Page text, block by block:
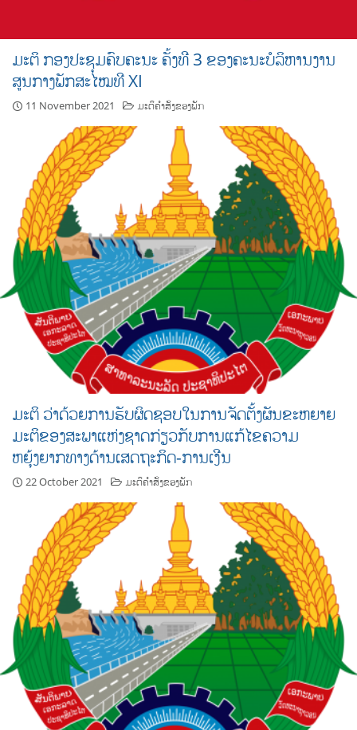
ມະຕິ ກອງປະຊຸມຄົບຄະນະ ຄັ້ງທີ 3 ຂອງຄະນະບໍລິຫານງານ
ສູນກາງພັກສະໄໝທີ XI
11 November 2021 ມະຕິຄຳສັ່ງຂອງພັກ
ມະຕິ ວ່າດ້ວຍການຮັບຜິດຊອບໃນການຈັດຕັ້ງຜັນຂະຫຍາຍ
ມະຕິຂອງສະພາແຫ່ງຊາດກ່ຽວກັບການແກ້ໄຂຄວາມ
ຫຍຸ້ງຍາກທາງດ້ານເສດຖະກິດ-ການເງີນ
22 October 2021 ມະຕິຄຳສັ່ງຂອງພັກ